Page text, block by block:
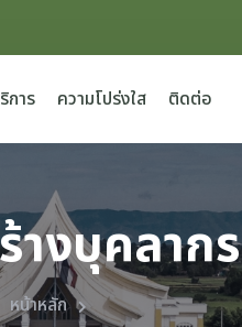
การ ความโปร่งใส ติดต่อ
างบุคลากร
หน้าหลัก